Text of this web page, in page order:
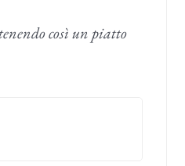
così un piatto